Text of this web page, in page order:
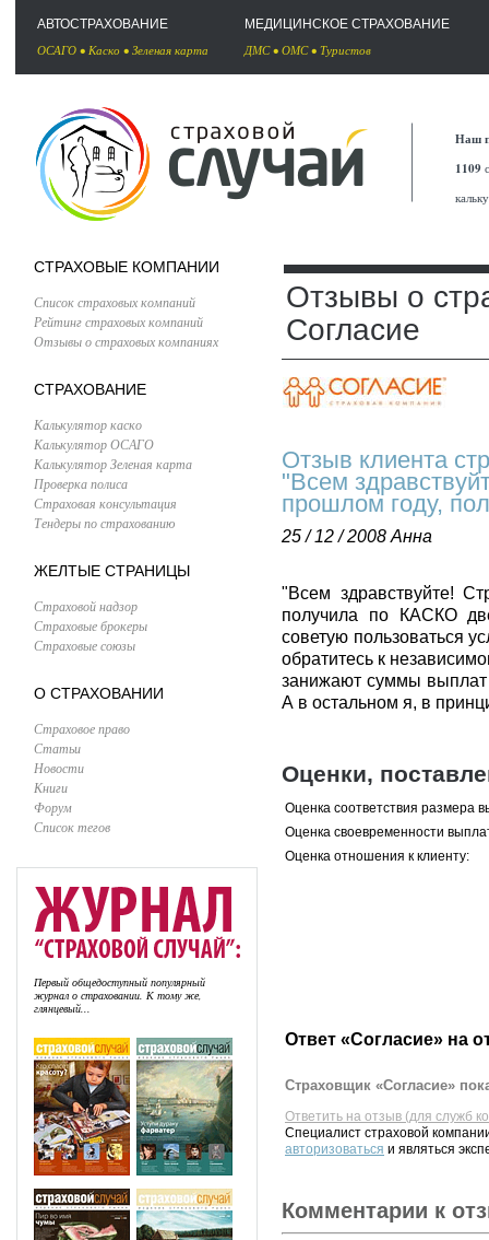
АВТОСТРАХОВАНИЕ
ОСАГО • Каско • Зеленая карта
МЕДИЦИНСКОЕ СТРАХОВАНИЕ
ДМС• ОМС• Туристов
Наш
1109
СТРАХОВЫЕ КОМПАНИИ
Список страховых компаний
Рейтинг страховых компаний
Отзывы о страховых компаниях
СТРАХОВАНИЕ
Калькулятор каско
Калькулятор ОСАГО
Калькулятор Зеленая карта
Проверка полиса
Страховая консультация
Тендеры по страхованию
ЖЕЛТЫЕ СТРАНИЦЫ
Страховой надзор
Страховые брокеры
Страховые союзы
О СТРАХОВАНИИ
Страховое право
Статьи
Новости
Книги
Форум
Список тегов
Первый общедоступный популярный
журнал о страховании. К тому же,
глянцевый...
Отзывы о
Согласие
Отзыв клиента
"Всем
прошлом году,
25 / 12 / 2008 Анна
"Всем здравствуйте!
получила по КАСКО
советую пользоваться
обратитесь к
занижают суммы выплат
А в остальном я, в
Оценки,
Оценка соответствия размера
Оценка своевременности
Оценка отношения к клиенту:
Ответ «Согласие» на
Страховщик «Согласие»
Ответить на отзыв (для служб
Специалист страховой
авторизоваться и являться
Комментарии к